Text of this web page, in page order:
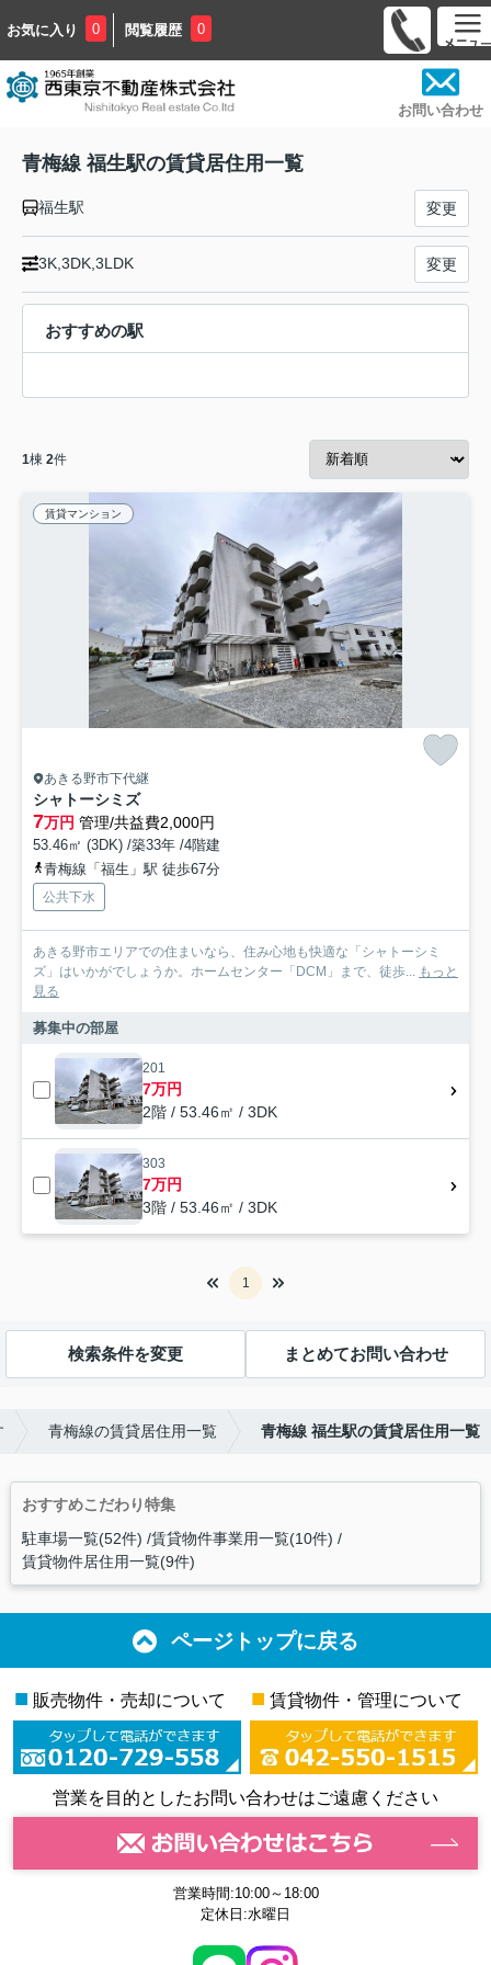
お気に入り 0 閲覧履歴 0
お問い合わせ
青梅線 福生駅の賃貸居住用一覧
福生駅 変更
3K,3DK,3LDK 変更
おすすめの駅
1棟 2件
賃貸マンション
あきる野市下代継
シャトーシミズ
7万円 管理/共益費2,000円
53.46㎡ (3DK) /築33年 /4階建
青梅線「福生」駅 徒歩67分
公共下水
あきる野市エリアでの住まいなら、住み心地も快適な「シャトーシミ
ズ」はいかがでしょうか。ホームセンター「DCM」まで、徒歩...
もっと
見る
募集中の部屋
201
7万円
2階 / 53.46㎡ / 3DK
303
7万円
3階 / 53.46㎡ / 3DK
1
検索条件を変更 まとめてお問い合わせ
青梅線の賃貸居住用一覧 青梅線 福生駅の賃貸居住用一覧
おすすめこだわり特集
駐車場一覧(52件) 賃貸物件事業用一覧(10件)
賃貸物件居住用一覧(9件)
ページトップに戻る
■ 販売物件・売却について ■ 賃貸物件・管理について
営業を目的としたお問い合わせはご遠慮ください
営業時間:10:00～18:00
定休日:水曜日